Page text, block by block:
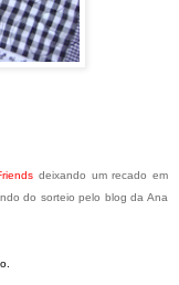
deixando um recado em
do sorteio pelo blog da Ana